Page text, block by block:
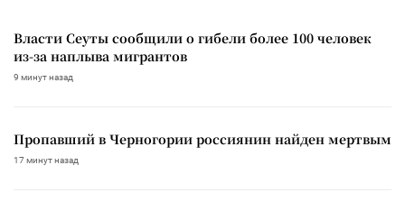
Власти Сеуты сообщили о гибели более 100 человек
из-за наплыва мигрантов
9 минут назад
Пропавший в Черногории россиянин найден мертвым
17 минут назад